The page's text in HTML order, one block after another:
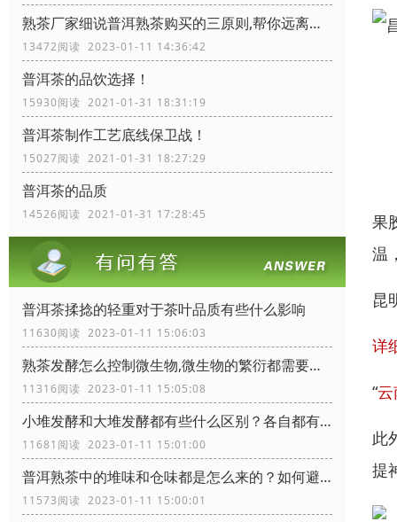
熟茶厂家细说普洱熟茶购买的三原则,帮你远离购茶陷阱
13472阅读 2023-01-11 14:36:42
普洱茶的品饮选择！
15930阅读 2021-01-31 18:31:19
普洱茶制作工艺底线保卫战！
15027阅读 2021-01-31 18:27:29
普洱茶的品质
14526阅读 2021-01-31 17:28:45
普洱茶揉捻的轻重对于茶叶品质有些什么影响
11630阅读 2023-01-11 15:06:03
熟茶发酵怎么控制微生物,微生物的繁衍都需要些什么条件
11316阅读 2023-01-11 15:05:08
小堆发酵和大堆发酵都有些什么区别？各自都有些什么优缺点
11681阅读 2023-01-11 15:01:00
普洱熟茶中的堆味和仓味都是怎么来的？如何避免？
11573阅读 2023-01-11 15:00:01
果
温
昆
详
“云
此
提